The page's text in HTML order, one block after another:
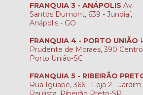
FRANQUIA 3 - ANÁPOLIS Av.
Santos Dumont, 639 - Jundiaí,
Anápolis - GO
FRANQUIA 4 - PORTO UNIÃO
Prudente de Moraes, 390
Porto União-SC
FRANQUIA 5 - RIBEIRÃO
Rua Iguape, 366 - Loja 2 - Jardim